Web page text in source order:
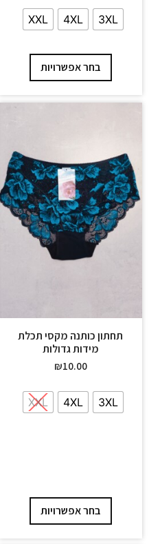
3XL
4XL
XXL
בחר אפשרויות
תחתון כותנה מקסי תכלת
מידות גדולות
₪10.00
3XL
4XL
XXL
בחר אפשרויות